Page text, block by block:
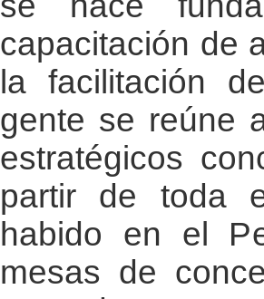
capacitación de
la facilitación
gente se reúne
estratégicos
partir de toda
habido en el
mesas de